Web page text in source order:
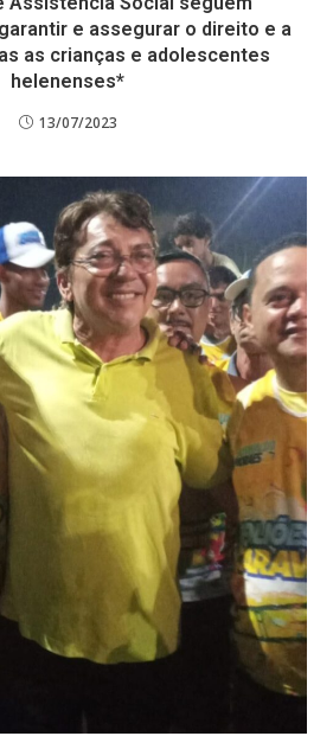
e assegurar o direito e a
as crianças e adolescentes
helenenses*
13/07/2023